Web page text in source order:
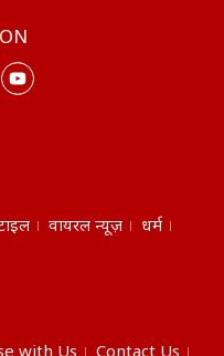
वायरल न्यूज़
धर्म